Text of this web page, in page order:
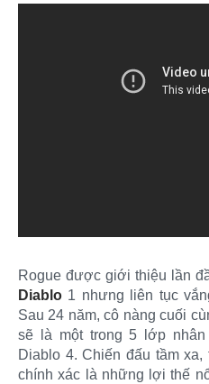
Rogue được giới thiệu lần
Diablo 1 nhưng liên tục
Sau 24 năm, cô nàng cuối
sẽ là một trong 5 lớp
Diablo 4. Chiến đấu tầm
chính xác là những lợi thế